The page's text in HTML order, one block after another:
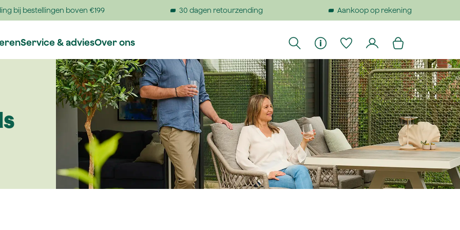
bij bestellingen boven €199 30 dagen retourzending Aankoop op rekening
Service & adviesOver ons